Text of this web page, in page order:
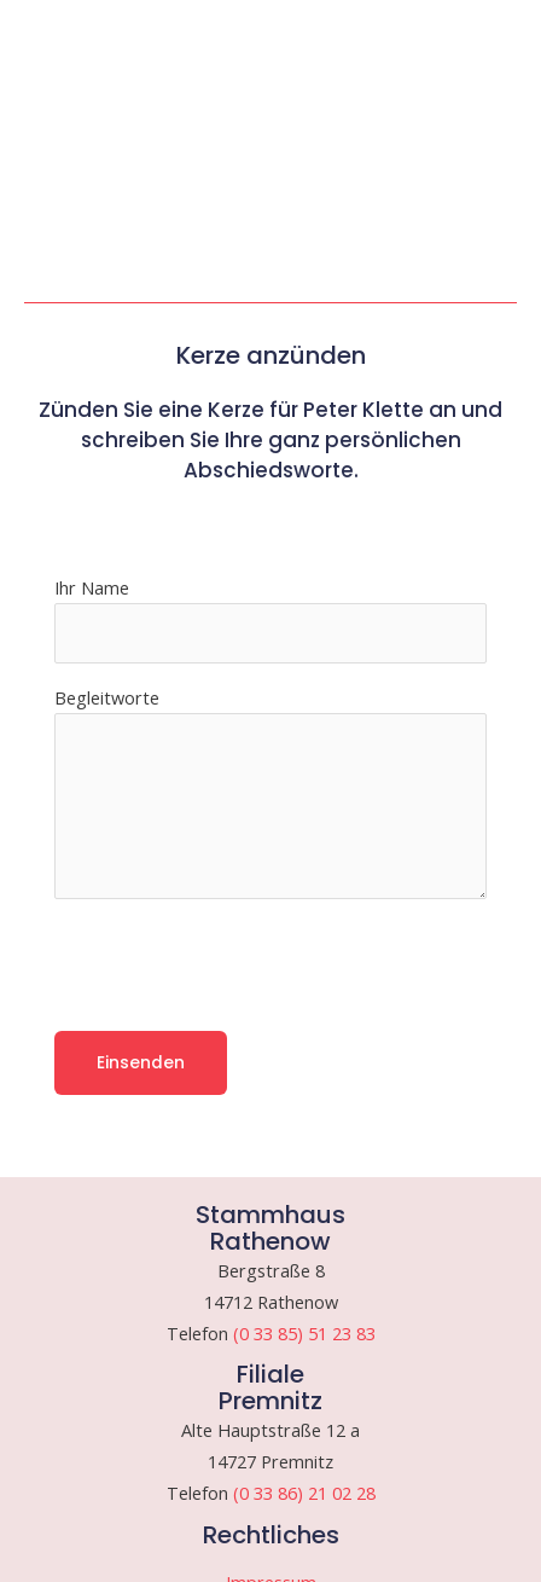
Kerze anzünden
Zünden Sie eine Kerze für Peter Klette an und
schreiben Sie Ihre ganz persönlichen
Abschiedsworte.
Ihr Name
Begleitworte
Stammhaus
Rathenow
Bergstraße 8
14712 Rathenow
Telefon (0 33 85) 51 23 83
Filiale
Premnitz
Alte Hauptstraße 12 a
14727 Premnitz
Telefon (0 33 86) 21 02 28
Rechtliches